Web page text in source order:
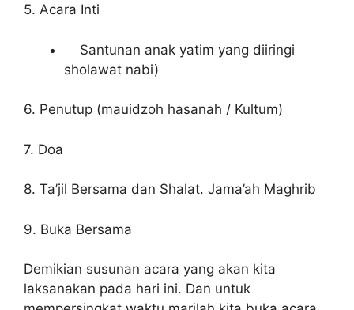
5. Acara Inti
Santunan anak yatim yang diiringi
sholawat nabi)
6. Penutup (mauidzoh hasanah / Kultum)
7. Doa
8. Ta’jil Bersama dan Shalat. Jama’ah Maghrib
9. Buka Bersama
Demikian susunan acara yang akan kita
laksanakan pada hari ini. Dan untuk